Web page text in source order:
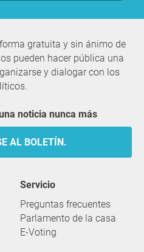
gratuita y sin ánimo de
pueden hacer pública una
y dialogar con los
noticia nunca más
AL BOLETÍN.
servicio
Preguntas frecuentes
Parlamento de la casa
E-Voting